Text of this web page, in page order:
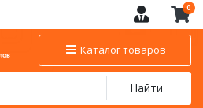
0
Каталог товаров
Найти